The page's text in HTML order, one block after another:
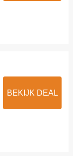
BEKIJK DEAL